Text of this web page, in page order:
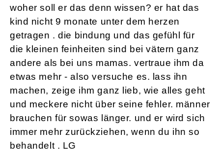
woher soll er das denn wissen? er hat das
kind nicht 9 monate unter dem herzen
getragen . die bindung und das gefühl für
die kleinen feinheiten sind bei vätern ganz
andere als bei uns mamas. vertraue ihm da
etwas mehr - also versuche es. lass ihn
machen, zeige ihm ganz lieb, wie alles geht
und meckere nicht über seine fehler. männer
brauchen für sowas länger. und er wird sich
immer mehr zurückziehen, wenn du ihn so
behandelt . LG